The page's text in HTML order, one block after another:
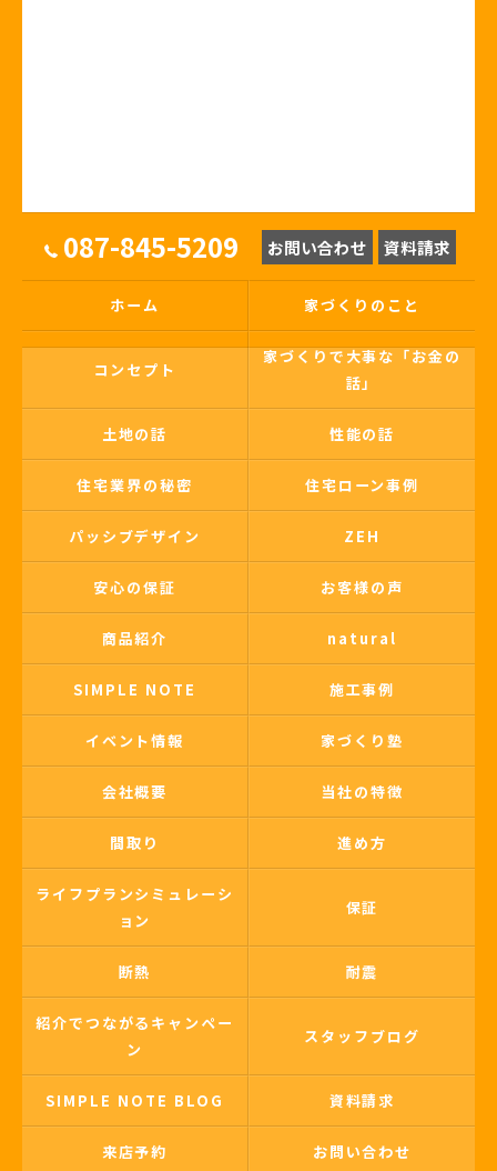
087-845-5209 お問い合わせ 資料請求
ホーム 家づくりのこと
コンセプト
家づくりで大事な「お金の
話」
土地の話 性能の話
住宅業界の秘密 住宅ローン事例
パッシブデザイン ZEH
安心の保証 お客様の声
商品紹介 natural
SIMPLE NOTE 施工事例
イベント情報 家づくり塾
会社概要 当社の特徴
間取り 進め方
ライフプランシミュレーシ
ョン
保証
断熱 耐震
紹介でつながるキャンペー
ン
スタッフブログ
SIMPLE NOTE BLOG 資料請求
来店予約 お問い合わせ